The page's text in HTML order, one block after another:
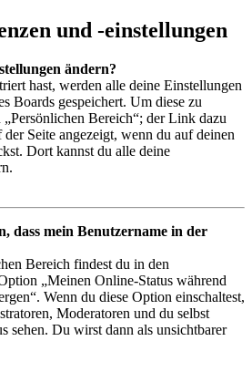
und -einstellungen
ändern?
hast, werden alle deine Einstellungen
Boards gespeichert. Um diese zu
„Persönlichen Bereich“; der Link dazu
Seite angezeigt, wenn du auf deinen
Dort kannst du alle deine
dass mein Benutzername in der
Bereich findest du in den
„Meinen Online-Status während
Wenn du diese Option einschaltest,
Moderatoren und du selbst
sehen. Du wirst dann als unsichtbarer